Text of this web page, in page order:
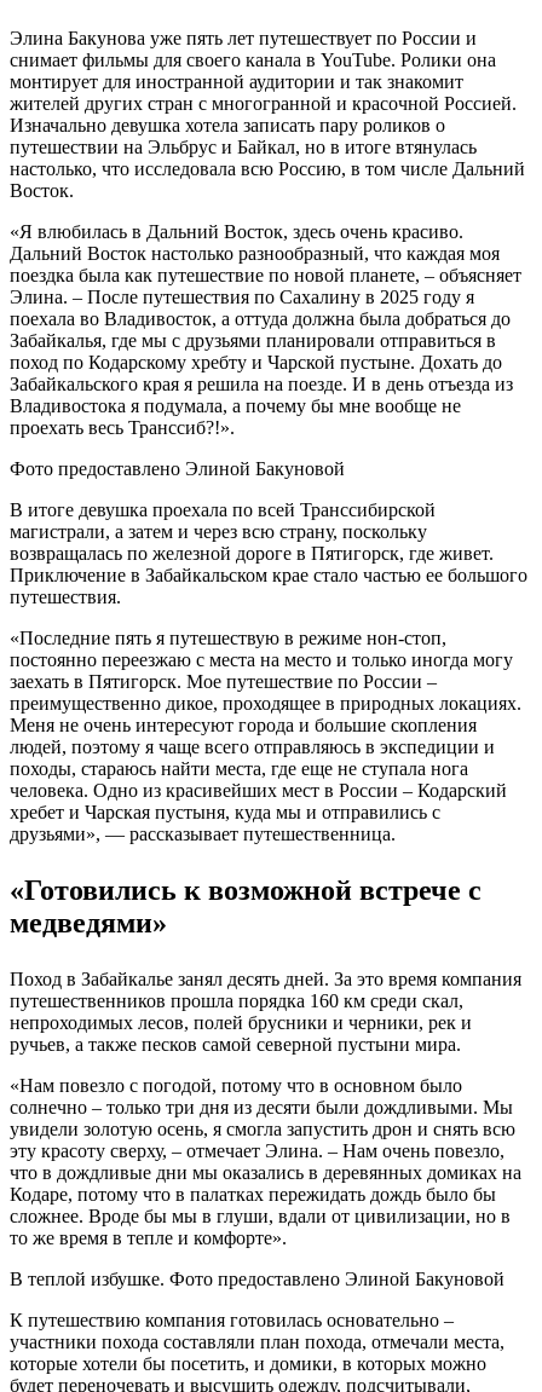
Элина Бакунова уже пять лет путешествует по России и
снимает фильмы для своего канала в YouTube. Ролики она
монтирует для иностранной аудитории и так знакомит
жителей других стран с многогранной и красочной Россией.
Изначально девушка хотела записать пару роликов о
путешествии на Эльбрус и Байкал, но в итоге втянулась
настолько, что исследовала всю Россию, в том числе Дальний
Восток.
«Я влюбилась в Дальний Восток, здесь очень красиво.
Дальний Восток настолько разнообразный, что каждая моя
поездка была как путешествие по новой планете, – объясняет
Элина. – После путешествия по Сахалину в 2025 году я
поехала во Владивосток, а оттуда должна была добраться до
Забайкалья, где мы с друзьями планировали отправиться в
поход по Кодарскому хребту и Чарской пустыне. Дохать до
Забайкальского края я решила на поезде. И в день отъезда из
Владивостока я подумала, а почему бы мне вообще не
проехать весь Транссиб?!».
Фото предоставлено Элиной Бакуновой
В итоге девушка проехала по всей Транссибирской
магистрали, а затем и через всю страну, поскольку
возвращалась по железной дороге в Пятигорск, где живет.
Приключение в Забайкальском крае стало частью ее большого
путешествия.
«Последние пять я путешествую в режиме нон-стоп,
постоянно переезжаю с места на место и только иногда могу
заехать в Пятигорск. Мое путешествие по России –
преимущественно дикое, проходящее в природных локациях.
Меня не очень интересуют города и большие скопления
людей, поэтому я чаще всего отправляюсь в экспедиции и
походы, стараюсь найти места, где еще не ступала нога
человека. Одно из красивейших мест в России – Кодарский
хребет и Чарская пустыня, куда мы и отправились с
друзьями», — рассказывает путешественница.
«Готовились к возможной встрече с
медведями»
Поход в Забайкалье занял десять дней. За это время компания
путешественников прошла порядка 160 км среди скал,
непроходимых лесов, полей брусники и черники, рек и
ручьев, а также песков самой северной пустыни мира.
«Нам повезло с погодой, потому что в основном было
солнечно – только три дня из десяти были дождливыми. Мы
увидели золотую осень, я смогла запустить дрон и снять всю
эту красоту сверху, – отмечает Элина. – Нам очень повезло,
что в дождливые дни мы оказались в деревянных домиках на
Кодаре, потому что в палатках пережидать дождь было бы
сложнее. Вроде бы мы в глуши, вдали от цивилизации, но в
то же время в тепле и комфорте».
В теплой избушке. Фото предоставлено Элиной Бакуновой
К путешествию компания готовилась основательно –
участники похода составляли план похода, отмечали места,
которые хотели бы посетить, и домики, в которых можно
будет переночевать и высушить одежду, подсчитывали,